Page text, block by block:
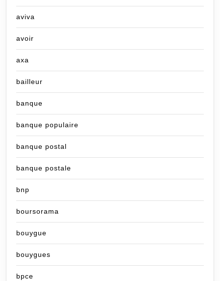
aviva
avoir
axa
bailleur
banque
banque populaire
banque postal
banque postale
bnp
boursorama
bouygue
bouygues
bpce